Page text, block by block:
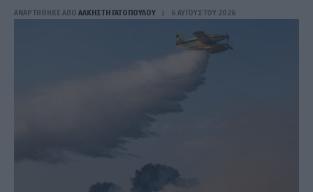
ΑΝΑΡΤΗΘΗΚΕ ΑΠΟ ΆΛΚΗΣΤΗ ΓΑΤΟΠΟΎΛΟΥ 6 ΑΥΓΟΎΣΤΟΥ 2026